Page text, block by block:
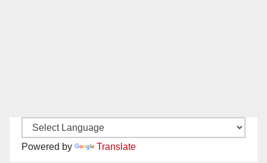
Powered by Translate